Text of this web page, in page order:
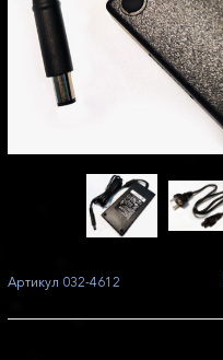
Артикул 032-4612